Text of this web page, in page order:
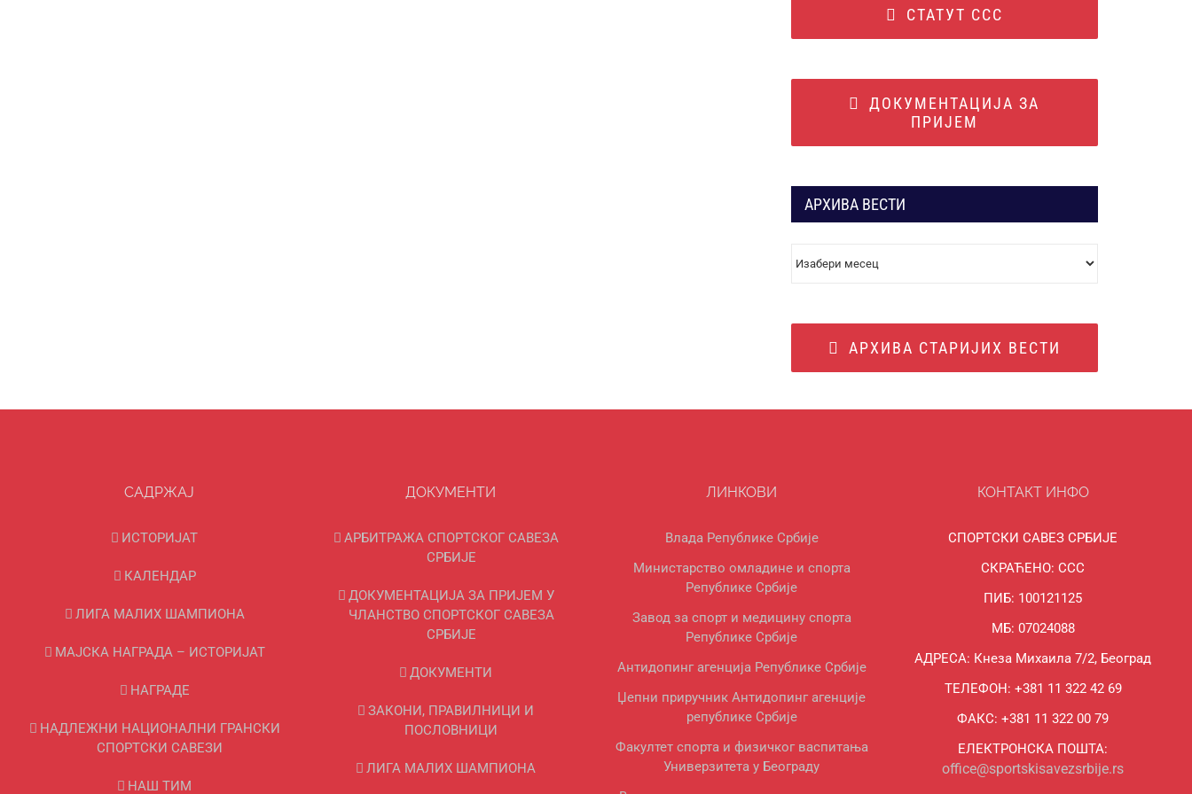
СТАТУТ ССС
ДОКУМЕНТАЦИЈА ЗА
ПРИЈЕМ
АРХИВА ВЕСТИ
ВЕСТИ
АРХИВА СТАРИЈИХ ВЕСТИ
САДРЖАЈ
ИСТОРИЈАТ
КАЛЕНДАР
ЛИГА МАЛИХ ШАМПИОНА
МАЈСКА НАГРАДА – ИСТОРИЈАТ
НАГРАДЕ
НАДЛЕЖНИ НАЦИОНАЛНИ ГРАНСКИ
СПОРТСКИ САВЕЗИ
НАШ ТИМ
ДОКУМЕНТИ
АРБИТРАЖА СПОРТСКОГ САВЕЗА
СРБИЈЕ
ДОКУМЕНТАЦИЈА ЗА ПРИЈЕМ У
ЧЛАНСТВО СПОРТСКОГ САВЕЗА
СРБИЈЕ
ДОКУМЕНТИ
ЗАКОНИ, ПРАВИЛНИЦИ И
ПОСЛОВНИЦИ
ЛИГА МАЛИХ ШАМПИОНА
ЛИНКОВИ
Влада Републике Србије
Министарство омладине и спорта
Републике Србије
Завод за спорт и медицину спорта
Републике Србије
Антидопинг агенција Републике Србије
Џепни приручник Антидопинг агенције
републике Србије
Факултет спорта и физичког васпитања
Универзитета у Београду
КОНТАКТ ИНФО
СПОРТСКИ САВЕЗ СРБИЈЕ
СКРАЋЕНО: ССС
ПИБ: 100121125
МБ: 07024088
АДРЕСА: Кнеза Михаила 7/2, Београд
ТЕЛЕФОН: +381 11 322 42 69
ФАКС: +381 11 322 00 79
ЕЛЕКТРОНСКА ПОШТА:
office@sportskisavezsrbije.rs